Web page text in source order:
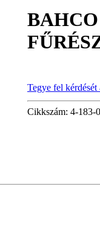
Tegye fel kérdését
Cikkszám: 4-183-